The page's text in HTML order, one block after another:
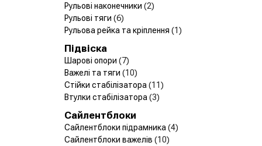
Рульові наконечники (2)
Рульові тяги (6)
Рульова рейка та кріплення (1)
Підвіска
Шарові опори (7)
Важелі та тяги (10)
Стійки стабілізатора (11)
Втулки стабілізатора (3)
Сайлентблоки
Сайлентблоки підрамника (4)
Сайлентблоки важелів (10)